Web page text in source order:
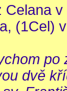
Celana
(1Cel)
po
dvě